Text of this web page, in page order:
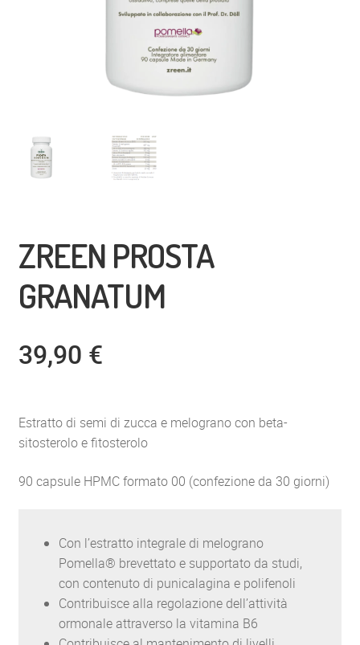
ZREEN PROSTA
GRANATUM
39,90 €
Estratto di semi di zucca e melograno con beta-
sitosterolo e fitosterolo
90 capsule HPMC formato 00 (confezione da 30 giorni)
Con l’estratto integrale di melograno
Pomella® brevettato e supportato da studi,
con contenuto di punicalagina e polifenoli
Contribuisce alla regolazione dell’attività
ormonale attraverso la vitamina B6